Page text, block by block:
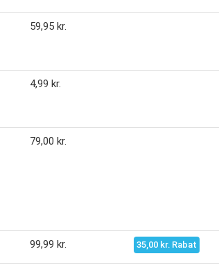
59,95 kr.
4,99 kr.
79,00 kr.
99,99 kr. 35,00 kr. Rabat